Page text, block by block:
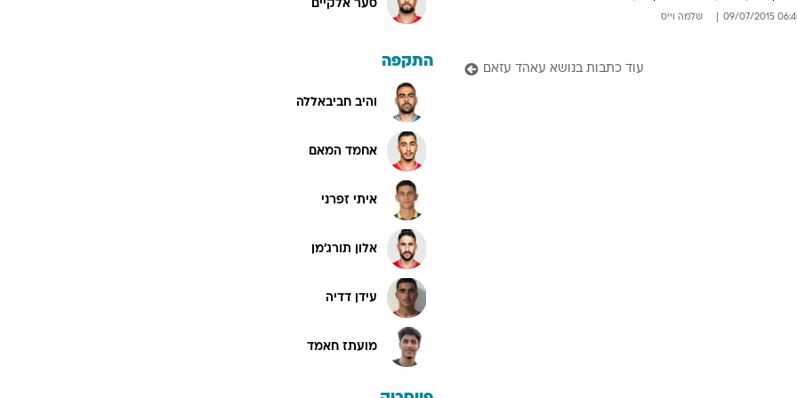
06:40 09/07/ שלמה וייס
עוד כתבות בנושא עאהד עזאם
סער אלקיים
התקפה
והיב חביבאללה
אחמד המאם
איתי זפרני
אלון תורג'מן
עידן דדיה
מועתז חאמד